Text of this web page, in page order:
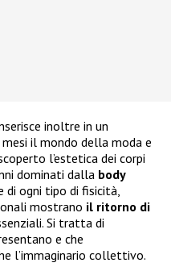
inoltre in un
il mondo della moda e
l’estetica dei corpi
dominati dalla body
di ogni tipo di fisicità,
mostrano il ritorno di
Si tratta di
e che
l’immaginario collettivo.